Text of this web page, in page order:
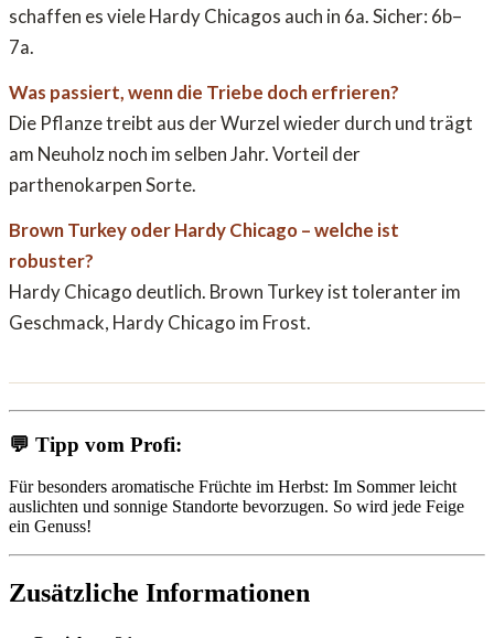
schaffen es viele Hardy Chicagos auch in 6a. Sicher: 6b–
7a.
Was passiert, wenn die Triebe doch erfrieren?
Die Pflanze treibt aus der Wurzel wieder durch und trägt
am Neuholz noch im selben Jahr. Vorteil der
parthenokarpen Sorte.
Brown Turkey oder Hardy Chicago – welche ist
robuster?
Hardy Chicago deutlich. Brown Turkey ist toleranter im
Geschmack, Hardy Chicago im Frost.
💬 Tipp vom Profi:
Für besonders aromatische Früchte im Herbst: Im Sommer leicht
auslichten und sonnige Standorte bevorzugen. So wird jede Feige
ein Genuss!
Zusätzliche Informationen